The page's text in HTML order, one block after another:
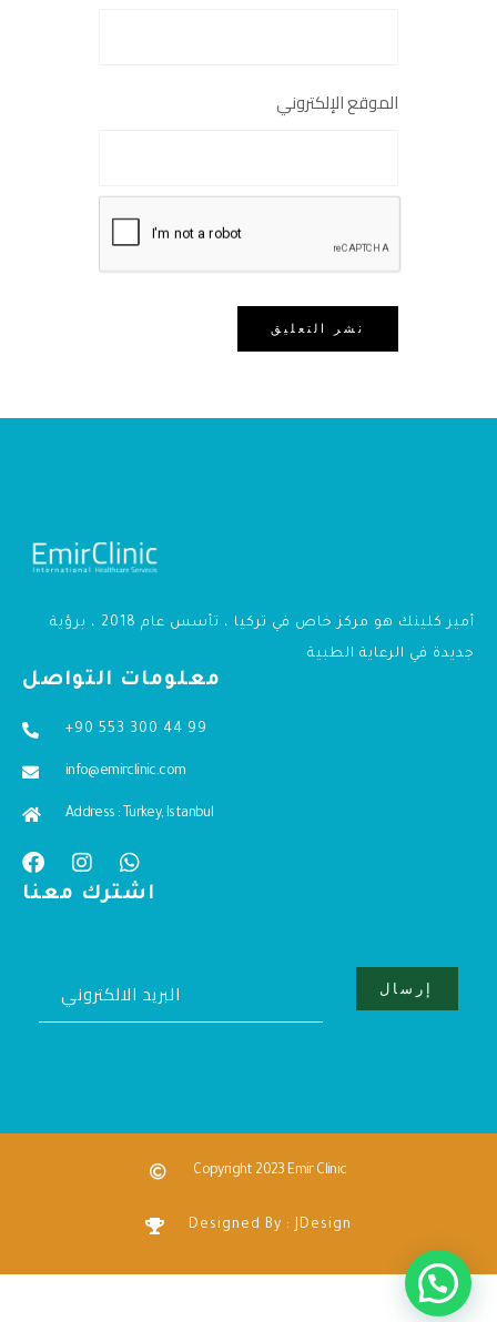
الموقع الإلكتروني
احفظ اسمي وبريدي وموقعي في هذا
المتصفح للمرة القادمة التي أعلّق فيها.
أمير كلينك هو مركز خاص في تركيا ، تأسس عام 2018 ، برؤية
جديدة في الرعاية الطبية
معلومات التواصل
+90 553 300 44 99
info@emirclinic.com
Address : Turkey, Istanbul
اشترك معنا
Copyright 2023 Emir Clinic
Designed By : JDesign